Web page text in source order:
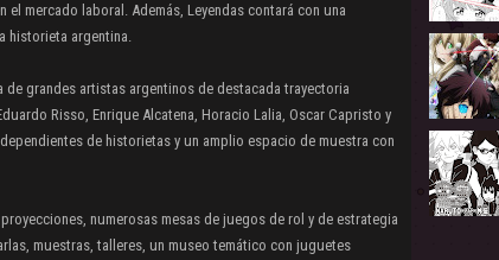
mercado laboral. Además, Leyendas contará con una
historieta argentina.
de grandes artistas argentinos de destacada trayectoria
Risso, Enrique Alcatena, Horacio Lalia, Oscar Capristo y
de historietas y un amplio espacio de muestra con
numerosas mesas de juegos de rol y de estrategia
muestras, talleres, un museo temático con juguetes